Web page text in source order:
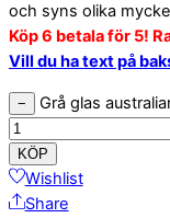
och syns olika
Köp 6 betala för 5!
Vill du ha text på
− Grå glas
KÖP
Wishlist
Share